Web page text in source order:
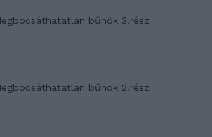
bűnök 3.rész
bűnök 2.rész